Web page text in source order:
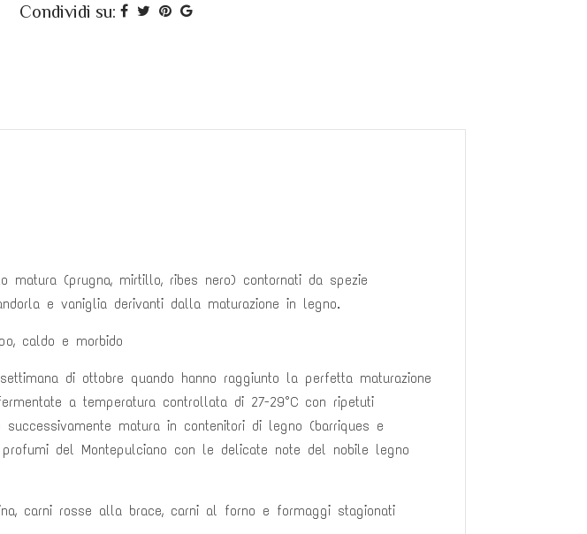
Condividi su:
(prugna, mirtillo, ribes nero) contornati da spezie
e vaniglia derivanti dalla maturazione in legno.
caldo e morbido
di ottobre quando hanno raggiunto la perfetta maturazione
a temperatura controllata di 27-29°C con ripetuti
matura in contenitori di legno (barriques e
del Montepulciano con le delicate note del nobile legno
carni rosse alla brace, carni al forno e formaggi stagionati